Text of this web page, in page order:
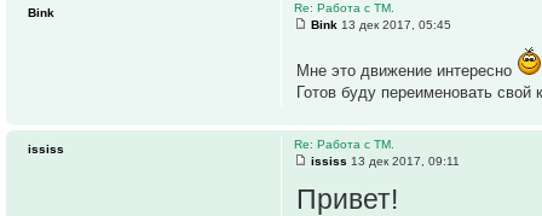
Re: Работа с ТМ.
Bink 13 дек 2017, 05:45
Мне это движение интересно
Готов буду переименовать свой
Bink
Re: Работа с ТМ.
ississ 13 дек 2017, 09:11
Привет!
ississ